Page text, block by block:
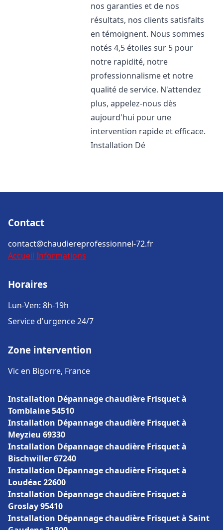
nos garanties et de nos
résultats, nos clients satisfaits
en témoignent. Nous sommes
notés 4,5 étoiles sur 5 pour
notre rapidité, notre
professionnalisme et notre
qualité de service. N'attendez
plus, appelez-nous dès
aujourd'hui pour une
intervention rapide et efficace.
Installation Dé
Contact
contact@chaudiereprofessionnel-72.fr
Accueil Informations
Horaires
Lun-Ven: 8h-19h
Service d'urgence 24/7
Zone intervention
Vic en Bigorre, France
Installation Dépannage chaudière Frisquet à
Tomblaine 54510
Installation Dépannage chaudière Frisquet à
Meyzieu 69330
Installation Dépannage chaudière Frisquet à
Bischwiller 67240
Installation Dépannage chaudière Frisquet à
Loudéac 22600
Installation Dépannage chaudière Frisquet à
Groslay 95410
Installation Dépannage chaudière Frisquet à Saint